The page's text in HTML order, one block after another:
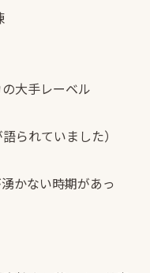
大手レーベル
られていました）
かない時期があっ